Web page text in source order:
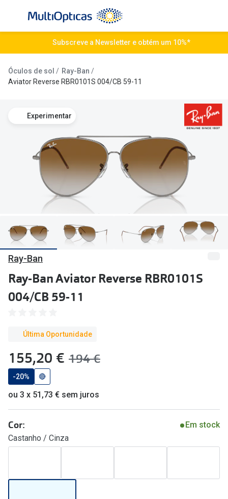
conteúdo
Todos os óculos de sol
Campanhas
Até -50% em Óculos de Sol
Destaques
Óculos de sol Desportivos
Ray-Ban Reverse
Nova coleção
Óculos Polarizados
🔴Outlet
Categoria
Mulher
Homem
Marcas
Ray-Ban
Oakley
Persol
Tipos
Miopia/
Air Optix
Acuvue
Subscreve a Newsletter e obtém um 10%*
Óculos de sol
Ray-Ban
Aviator Reverse RBR0101S 004/CB 59-11
Experimentar
Ray-Ban
Ray-Ban Aviator Reverse RBR0101S
004/CB 59-11
Última Oportunidade
agora:
155,20 € era:
194 €
-20% 🔴
ou 3 x 51,73 € sem juros
Cor:
Em stock
Castanho / Cinza